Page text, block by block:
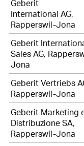
17 Participation plans
18Deferred tax
19Other non-current
20Contingencies
21Capital stock and
22Earnings per share
23Other operating
Geberit
International AG,
Rapperswil-Jona
Geberit
Sales AG,
Jona
Geberit Vertriebs
Rapperswil-Jona
Geberit Marketing
Distribuzione SA,
Rapperswil-Jona